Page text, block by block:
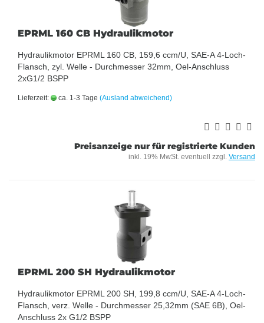
EPRML 160 CB Hydraulikmotor
Hydraulikmotor EPRML 160 CB, 159,6 ccm/U, SAE-A 4-Loch-
Flansch, zyl. Welle - Durchmesser 32mm, Oel-Anschluss
2xG1/2 BSPP
Lieferzeit: ca. 1-3 Tage (Ausland abweichend)
Preisanzeige nur für registrierte Kunden
inkl. 19% MwSt. eventuell zzgl. Versand
EPRML 200 SH Hydraulikmotor
Hydraulikmotor EPRML 200 SH, 199,8 ccm/U, SAE-A 4-Loch-
Flansch, verz. Welle - Durchmesser 25,32mm (SAE 6B), Oel-
Anschluss 2x G1/2 BSPP